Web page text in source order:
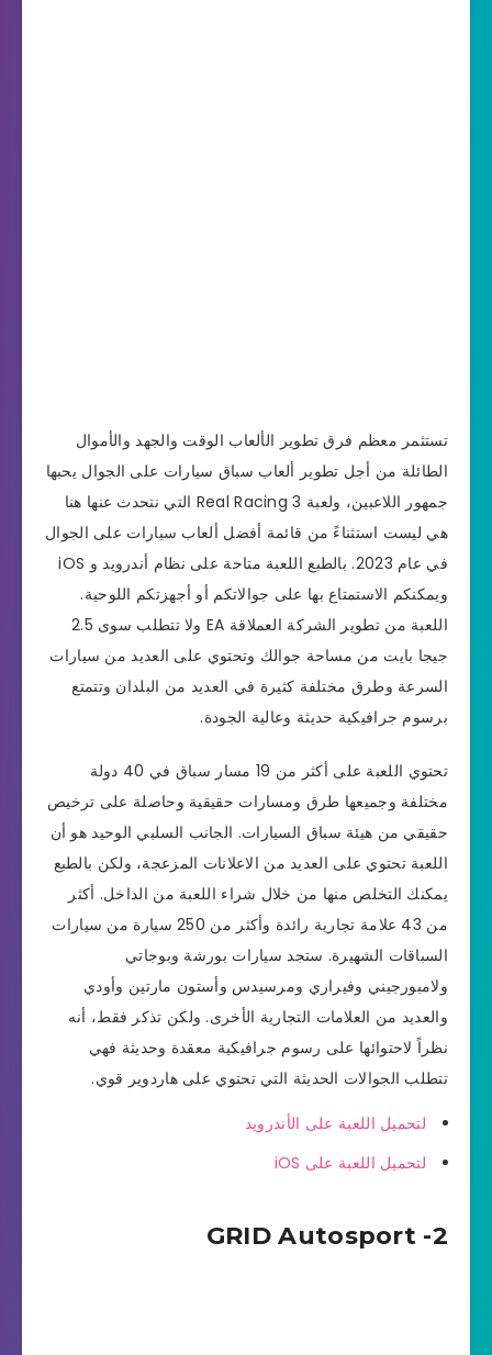
تستثمر معظم فرق تطوير الألعاب الوقت والجهد والأموال
الطائلة من أجل تطوير ألعاب سباق سيارات على الجوال يحبها
جمهور اللاعبين، ولعبة Real Racing 3 التي نتحدث عنها هنا
هي ليست استثناءً من قائمة أفضل ألعاب سيارات على الجوال
في عام 2023. بالطبع اللعبة متاحة على نظام أندرويد و iOS
ويمكنكم الاستمتاع بها على جوالاتكم أو أجهزتكم اللوحية.
اللعبة من تطوير الشركة العملاقة EA ولا تتطلب سوى 2.5
جيجا بايت من مساحة جوالك وتحتوي على العديد من سيارات
السرعة وطرق مختلفة كثيرة في العديد من البلدان وتتمتع
برسوم جرافيكية حديثة وعالية الجودة.
تحتوي اللعبة على أكثر من 19 مسار سباق في 40 دولة
مختلفة وجميعها طرق ومسارات حقيقية وحاصلة على ترخيص
حقيقي من هيئة سباق السيارات. الجانب السلبي الوحيد هو أن
اللعبة تحتوي على العديد من الاعلانات المزعجة، ولكن بالطبع
يمكنك التخلص منها من خلال شراء اللعبة من الداخل. أكثر
من 43 علامة تجارية رائدة وأكثر من 250 سيارة من سيارات
السباقات الشهيرة. ستجد سيارات بورشة وبوجاتي
ولامبورجيني وفيراري ومرسيدس وأستون مارتين وأودي
والعديد من العلامات التجارية الأخرى. ولكن تذكر فقط، أنه
نظراً لاحتوائها على رسوم جرافيكية معقدة وحديثة فهي
تتطلب الجوالات الحديثة التي تحتوي على هاردوير قوي.
لتحميل اللعبة على الأندرويد
لتحميل اللعبة على iOS
2- GRID Autosport